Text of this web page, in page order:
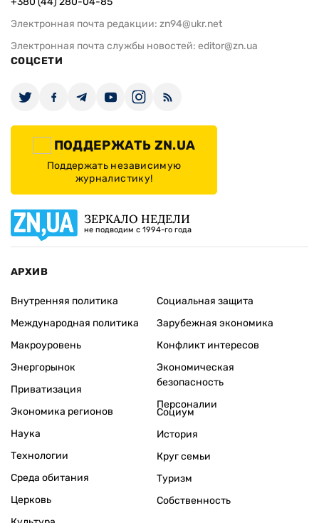
Электронная почта редакции: zn94@ukr.net
Электронная почта службы новостей: editor@zn.ua
СОЦСЕТИ
ПОДДЕРЖАТЬ ZN.UA
Поддержать независимую
журналистику!
ЗЕРКАЛО НЕДЕЛИ
не подводим с 1994-го года
АРХИВ
Внутренняя политика
Международная политика
Макроуровень
Энергорынок
Приватизация
Экономика регионов
Социальная защита
Зарубежная экономика
Конфликт интересов
Экономическая
безопасность
Персоналии
Наука
Технологии
Среда обитания
Церковь
Социум
История
Круг семьи
Туризм
Собственность